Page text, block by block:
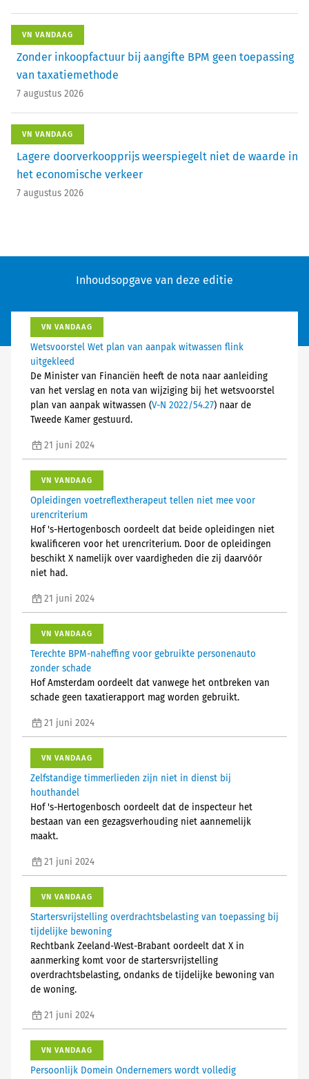
VN VANDAAG
Zonder inkoopfactuur bij aangifte BPM geen toepassing
van taxatiemethode
7 augustus 2026
VN VANDAAG
Lagere doorverkoopprijs weerspiegelt niet de waarde in
het economische verkeer
7 augustus 2026
Inhoudsopgave van deze editie
VN VANDAAG
Wetsvoorstel Wet plan van aanpak witwassen flink
uitgekleed
De Minister van Financiën heeft de nota naar aanleiding
van het verslag en nota van wijziging bij het wetsvoorstel
plan van aanpak witwassen (V-N 2022/54.27) naar de
Tweede Kamer gestuurd.
21 juni 2024
VN VANDAAG
Opleidingen voetreflextherapeut tellen niet mee voor
urencriterium
Hof 's-Hertogenbosch oordeelt dat beide opleidingen niet
kwalificeren voor het urencriterium. Door de opleidingen
beschikt X namelijk over vaardigheden die zij daarvóór
niet had.
21 juni 2024
VN VANDAAG
Terechte BPM-naheffing voor gebruikte personenauto
zonder schade
Hof Amsterdam oordeelt dat vanwege het ontbreken van
schade geen taxatierapport mag worden gebruikt.
21 juni 2024
VN VANDAAG
Zelfstandige timmerlieden zijn niet in dienst bij
houthandel
Hof 's-Hertogenbosch oordeelt dat de inspecteur het
bestaan van een gezagsverhouding niet aannemelijk
maakt.
21 juni 2024
VN VANDAAG
Startersvrijstelling overdrachtsbelasting van toepassing bij
tijdelijke bewoning
Rechtbank Zeeland-West-Brabant oordeelt dat X in
aanmerking komt voor de startersvrijstelling
overdrachtsbelasting, ondanks de tijdelijke bewoning van
de woning.
21 juni 2024
VN VANDAAG
Persoonlijk Domein Ondernemers wordt volledig